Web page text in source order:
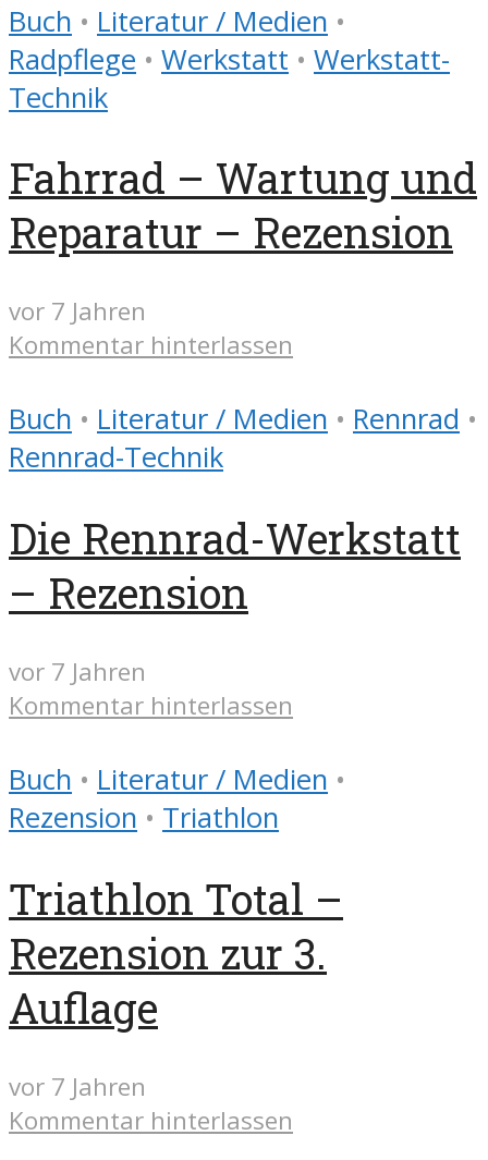
Buch • Literatur / Medien •
Radpflege • Werkstatt • Werkstatt-
Technik
Fahrrad – Wartung und
Reparatur – Rezension
vor 7 Jahren
Kommentar hinterlassen
Buch • Literatur / Medien • Rennrad •
Rennrad-Technik
Die Rennrad-Werkstatt
– Rezension
vor 7 Jahren
Kommentar hinterlassen
Buch • Literatur / Medien •
Rezension • Triathlon
Triathlon Total –
Rezension zur 3.
Auflage
vor 7 Jahren
Kommentar hinterlassen